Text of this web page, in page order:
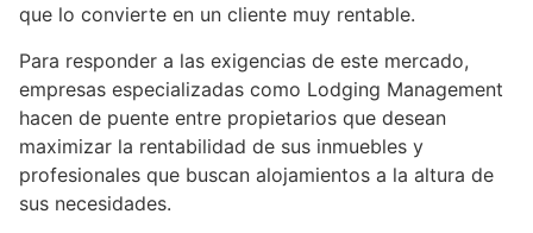
que lo convierte en un cliente muy rentable.
Para responder a las exigencias de este mercado,
empresas especializadas como Lodging Management
hacen de puente entre propietarios que desean
maximizar la rentabilidad de sus inmuebles y
profesionales que buscan alojamientos a la altura de
sus necesidades.